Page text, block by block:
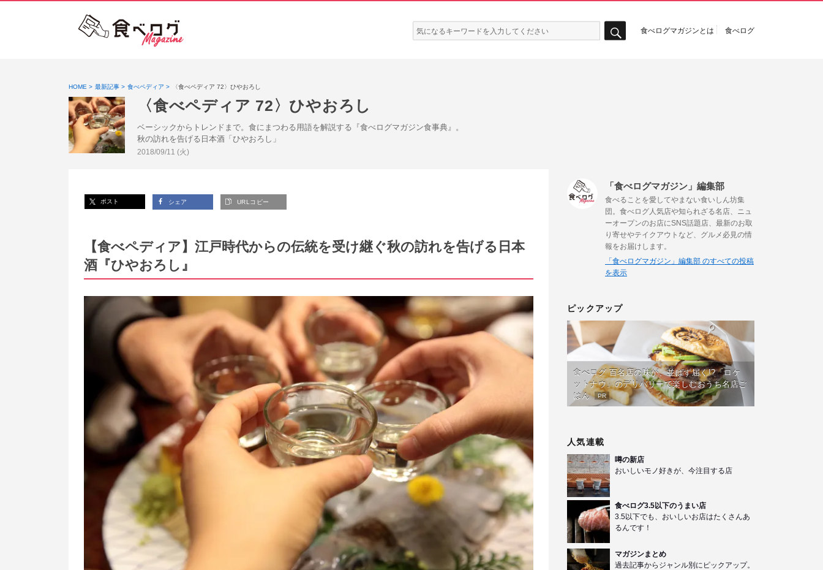
検
索:
食べログマガジンとは 食べログ
HOME 最新記事 食べペディア 〈食べペディア 72〉ひやおろし
〈食べペディア 72〉ひやおろし
ベーシックからトレンドまで。食にまつわる用語を解説する『食べログマガジン食事典』。
秋の訪れを告げる日本酒「ひやおろし」
投稿日:
2018/09/11 (火)
ポスト シェア URLコピー
【食べペディア】江戸時代からの伝統を受け継ぐ秋の訪れを告げる日本
酒『ひやおろし』
「食べログマガジン」編集部
食べることを愛してやまない食いしん坊集
団。食べログ人気店や知られざる名店、ニュ
ーオープンのお店にSNS話題店、最新のお取
り寄せやテイクアウトなど、グルメ必見の情
報をお届けします。
「食べログマガジン」編集部 のすべての投稿
を表示
ピックアップ
食べログ 百名店の味が、並ばず届く!?「ロケ
ットナウ」のデリバリーで楽しむおうち名店ご
はん
PR
人気連載
噂の新店
おいしいモノ好きが、今注目する店
食べログ3.5以下のうまい店
3.5以下でも、おいしいお店はたくさんあ
るんです！
マガジンまとめ
過去記事からジャンル別にピックアップ。